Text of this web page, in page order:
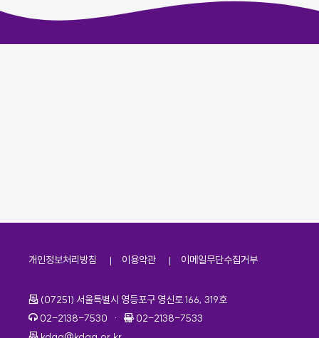
개인정보처리방침 이용약관 이메일무단수집거부
주소
(07251) 서울특별시 영등포구 영신로 166, 319호
전화번호
02-2138-7530 · 팩스번호
02-2138-7533